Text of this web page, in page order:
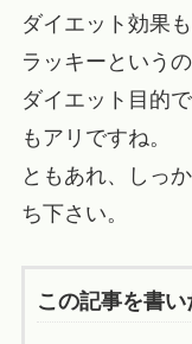
ダイエット効果
ラッキーという
ダイエット目的
もアリですね。
ともあれ、しっ
ち下さい。
この記事を書い